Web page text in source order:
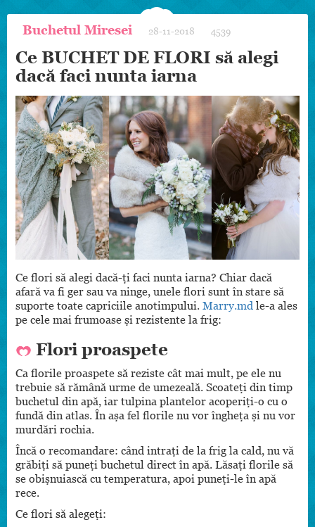
Buchetul Miresei 28-11-2018 4539
Ce BUCHET DE FLORI să alegi
dacă faci nunta iarna
Ce flori să alegi dacă-ți faci nunta iarna? Chiar dacă
afară va fi ger sau va ninge, unele flori sunt în stare să
suporte toate capriciile anotimpului. Marry.md le-a ales
pe cele mai frumoase și rezistente la frig:
Flori proaspete
Ca florile proaspete să reziste cât mai mult, pe ele nu
trebuie să rămână urme de umezeală. Scoateți din timp
buchetul din apă, iar tulpina plantelor acoperiți-o cu o
fundă din atlas. În așa fel florile nu vor îngheța și nu vor
murdări rochia.
Încă o recomandare: când intrați de la frig la cald, nu vă
grăbiți să puneți buchetul direct în apă. Lăsați florile să
se obișnuiască cu temperatura, apoi puneți-le în apă
rece.
Ce flori să alegeți: